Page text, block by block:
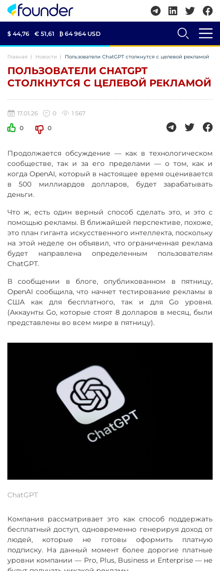
$ 44,76 € 51,61 ₿ 64 964 USD
Главная Новости Пользователи ChatGPT столкнутся с целевой рекламой
ПОЛЬЗОВАТЕЛИ CHATGPT
СТОЛКНУТСЯ С ЦЕЛЕВОЙ РЕКЛАМОЙ
17.01.26 0
1 567
0
0
Продолжается обсуждение — как в технологическом
сообществе, так и за его пределами — о том, как и
когда OpenAI, который в настоящее время оценивается
в 500 миллиардов долларов, будет зарабатывать
деньги.
Что ж, есть один верный способ сделать это, и это с
помощью рекламы. В ближайшей перспективе, похоже,
это план гиганта искусственного интеллекта, поскольку
на этой неделе он объявил, что ограниченная реклама
будет направлена определенным пользователям
ChatGPT.
В сообщении в блоге, опубликованном в пятницу,
OpenAI сообщила, что начнет тестирование рекламы в
США как для бесплатного, так и для Go уровня.
(Аккаунты Go, которые стоят 8 долларов в месяц, были
представлены во всем мире в пятницу).
ChatGPT
Компания рассматривает это как способ поддержать
бесплатный доступ, одновременно генерируя доход от
людей, которые не готовы оформить платную
подписку. На данный момент более дорогие платные
уровни компании — Pro, Plus, Business и Enterprise — не